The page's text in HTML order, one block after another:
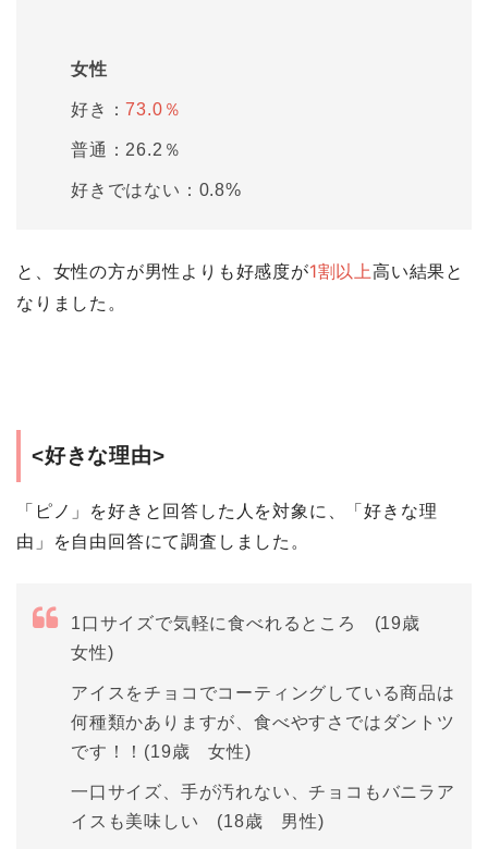
女性
好き：73.0％
普通：26.2％
好きではない：0.8%
と、女性の方が男性よりも好感度が1割以上高い結果と
なりました。
<好きな理由>
「ピノ」を好きと回答した人を対象に、「好きな理
由」を自由回答にて調査しました。
1口サイズで気軽に食べれるところ (19歳
女性)
アイスをチョコでコーティングしている商品は
何種類かありますが、食べやすさではダントツ
です！！(19歳 女性)
一口サイズ、手が汚れない、チョコもバニラア
イスも美味しい (18歳 男性)